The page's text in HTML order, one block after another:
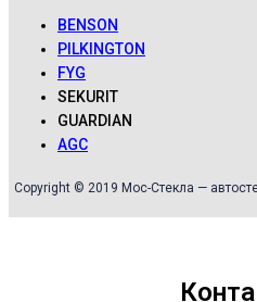
BENSON
PILKINGTON
FYG
SEKURIT
GUARDIAN
AGC
Copyright © 2019 Мос-Стекла —